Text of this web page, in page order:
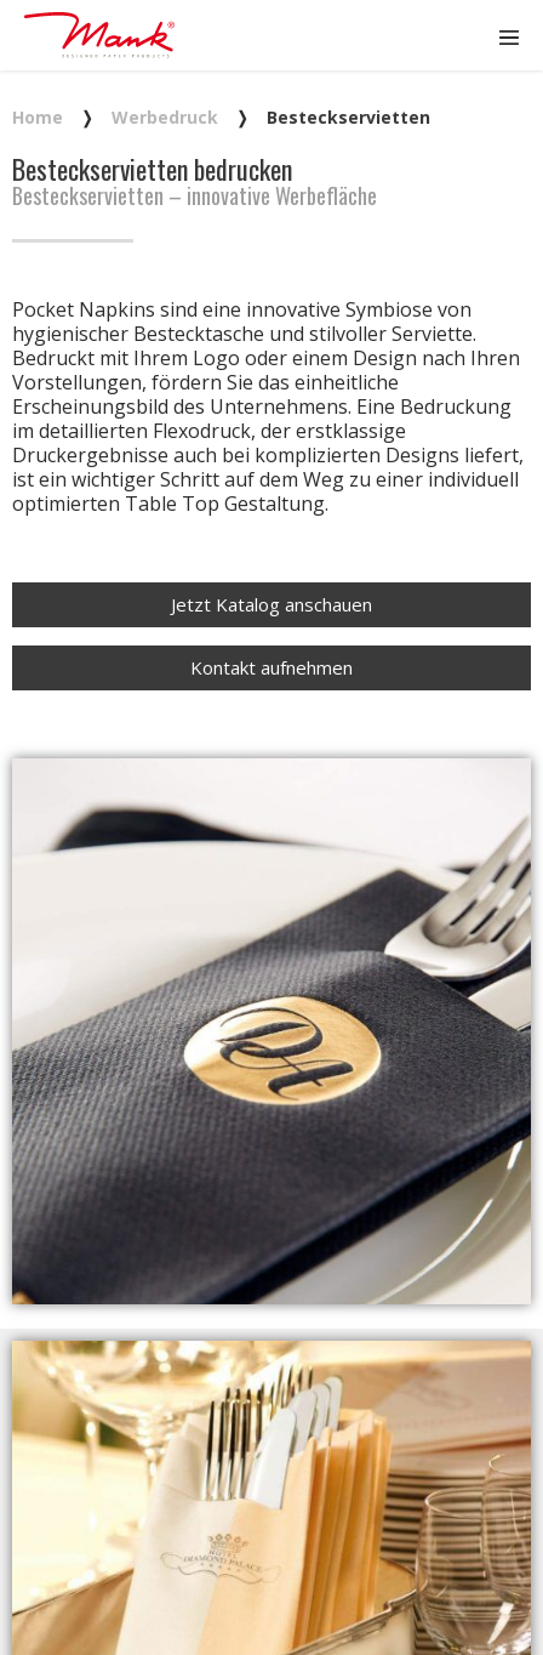
Home ❭ Werbedruck ❭ Besteckservietten
Besteckservietten bedrucken
Besteckservietten – innovative Werbefläche
Pocket Napkins sind eine innovative Symbiose von
hygienischer Bestecktasche und stilvoller Serviette.
Bedruckt mit Ihrem Logo oder einem Design nach Ihren
Vorstellungen, fördern Sie das einheitliche
Erscheinungsbild des Unternehmens. Eine Bedruckung
im detaillierten Flexodruck, der erstklassige
Druckergebnisse auch bei komplizierten Designs liefert,
ist ein wichtiger Schritt auf dem Weg zu einer individuell
optimierten Table Top Gestaltung.
Jetzt Katalog anschauen
Kontakt aufnehmen